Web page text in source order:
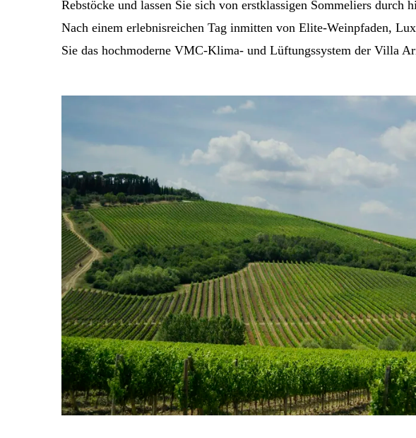
Rebstöcke und lassen Sie sich von erstklassigen Sommeliers
Nach einem erlebnisreichen Tag inmitten von Elite-Weinpfaden,
Sie das hochmoderne VMC-Klima- und Lüftungssystem der Villa